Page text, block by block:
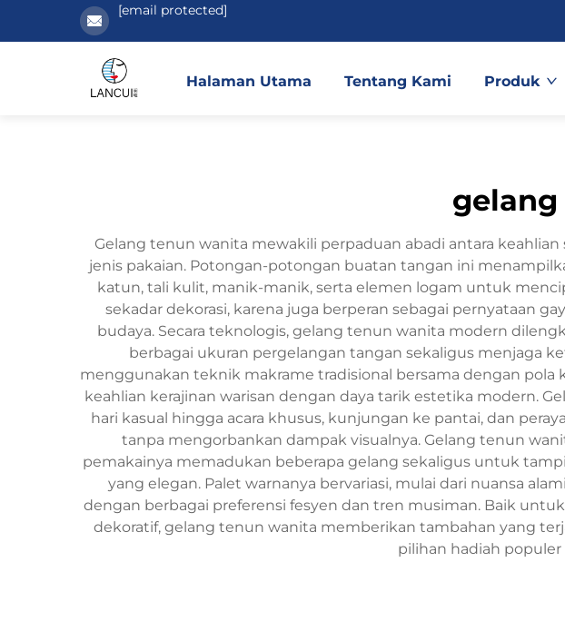
[email protected]
Halaman Utama Tentang Kami Produk
Gelang tenun wanita mewakili perpaduan abadi antara
jenis pakaian. Potongan-potongan buatan tangan ini
katun, tali kulit, manik-manik, serta elemen logam untuk
sekadar dekorasi, karena juga berperan sebagai pernyataan
budaya. Secara teknologis, gelang tenun wanita modern
berbagai ukuran pergelangan tangan sekaligus menjaga
menggunakan teknik makrame tradisional bersama dengan
keahlian kerajinan warisan dengan daya tarik estetika modern.
hari kasual hingga acara khusus, kunjungan ke pantai, dan
tanpa mengorbankan dampak visualnya. Gelang tenun
pemakainya memadukan beberapa gelang sekaligus untuk
yang elegan. Palet warnanya bervariasi, mulai dari nuansa
dengan berbagai preferensi fesyen dan tren musiman. Baik
dekoratif, gelang tenun wanita memberikan tambahan yang
pilihan hadiah